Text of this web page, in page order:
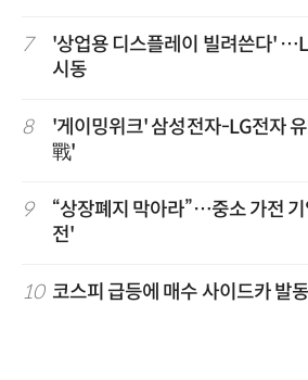
7
'상업용 디스플레이 빌려쓴다'
시동
8
'게이밍위크' 삼성전자-LG전자
戰'
9
“상장폐지 막아라”…중소 가전
전'
10 코스피 급등에 매수 사이드카 발동